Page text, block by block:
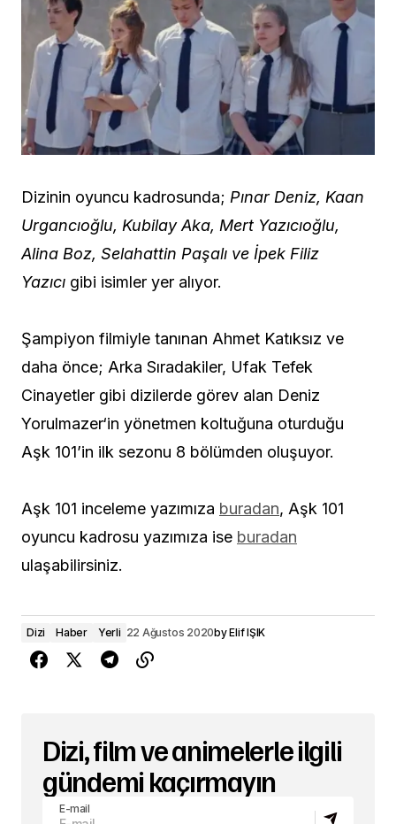
Dizinin oyuncu kadrosunda; Pınar Deniz, Kaan
Urgancıoğlu, Kubilay Aka, Mert Yazıcıoğlu,
Alina Boz, Selahattin Paşalı ve İpek Filiz
Yazıcı gibi isimler yer alıyor.
Şampiyon filmiyle tanınan Ahmet Katıksız ve
daha önce; Arka Sıradakiler, Ufak Tefek
Cinayetler gibi dizilerde görev alan Deniz
Yorulmazer‘in yönetmen koltuğuna oturduğu
Aşk 101’in ilk sezonu 8 bölümden oluşuyor.
Aşk 101 inceleme yazımıza buradan, Aşk 101
oyuncu kadrosu yazımıza ise buradan
ulaşabilirsiniz.
Dizi Haber Yerli 22 Ağustos 2020byElif IŞIK
Dizi, film ve animelerle ilgili
gündemi kaçırmayın
E-mail